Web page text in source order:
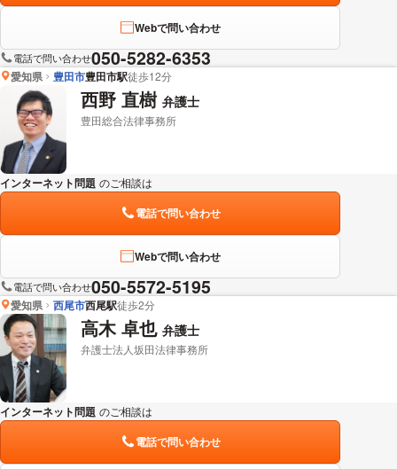
Webで問い合わせ
電話で問い合わせ050-5282-6353
愛知県 豊田市豊田市駅徒歩12分
西野 直樹 弁護士
豊田総合法律事務所
インターネット問題 のご相談は
電話で問い合わせ
Webで問い合わせ
電話で問い合わせ050-5572-5195
愛知県 西尾市西尾駅徒歩2分
高木 卓也 弁護士
弁護士法人坂田法律事務所
インターネット問題 のご相談は
電話で問い合わせ